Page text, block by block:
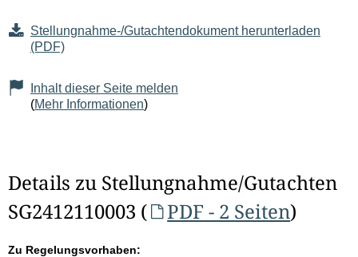
Seiteninhalt
Stellungnahme-/Gutachtendokument herunterladen
(PDF)
Inhalt dieser Seite melden
(Mehr Informationen)
Details zu Stellungnahme/Gutachten
SG2412110003 (
PDF - 2 Seiten)
Zu Regelungsvorhaben: